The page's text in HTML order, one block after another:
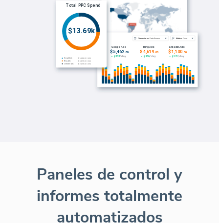
Paneles de control y
informes totalmente
automatizados